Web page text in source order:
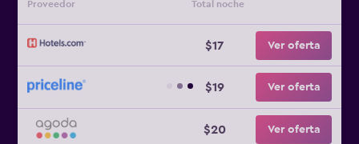
Proveedor Total noche
$17 Ver oferta
$19 Ver oferta
$20 Ver oferta